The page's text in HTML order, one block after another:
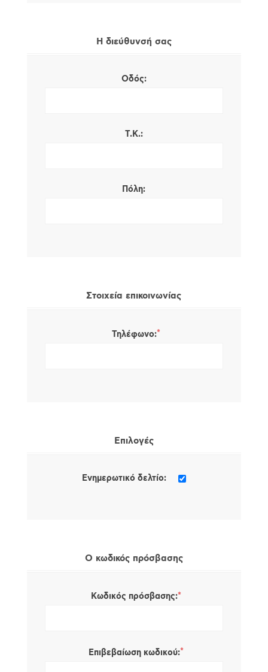
Η διεύθυνσή σας
Οδός:
Τ.Κ.:
Πόλη:
Στοιχεία επικοινωνίας
Τηλέφωνο:*
Επιλογές
Ενημερωτικό δελτίο:
Ο κωδικός πρόσβασης
Κωδικός πρόσβασης:*
Επιβεβαίωση κωδικού:*